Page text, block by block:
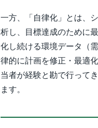
一方、「自律化」とは、
析し、目標達成のために
化し続ける環境データ（
律的に計画を修正・最適
当者が経験と勘で行って
ます。